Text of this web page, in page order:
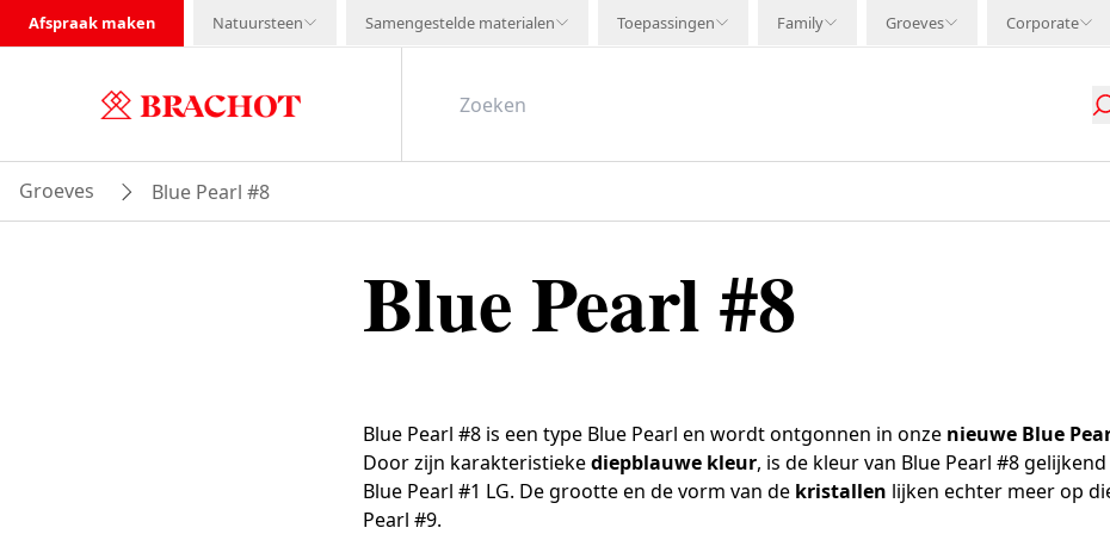
Afspraak maken Natuursteen Samengestelde materialen Toepassingen Family Groeves Corporate
Groeves Blue Pearl #8
Blue Pearl #8
Blue Pearl #8 is een type Blue Pearl en wordt ontgonnen in onze nieuwe Blue
Door zijn karakteristiekediepblauwe kleur, is de kleur van Blue Pearl #8
Blue Pearl #1 LG. De grootte en de vorm van de kristallen lijken echter meer op
Pearl #9.